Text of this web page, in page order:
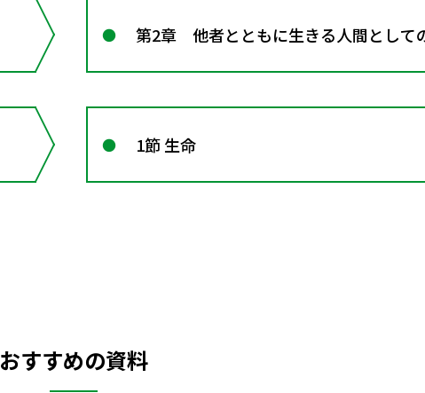
第2章 他者とともに生きる人間として
1節 生命
おすすめの資料